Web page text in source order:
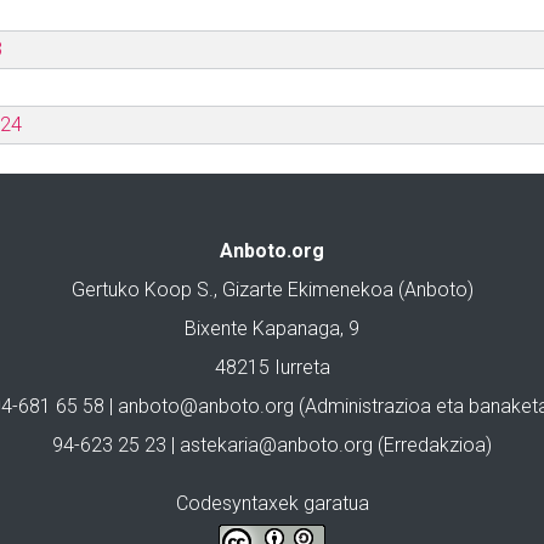
Anboto.org
Gertuko Koop S., Gizarte Ekimenekoa (Anboto)
Bixente Kapanaga, 9
48215 Iurreta
681 65 58 | anboto@anboto.org (Administrazioa eta
94-623 25 23 | astekaria@anboto.org (Erredakzioa)
Codesyntaxek garatua